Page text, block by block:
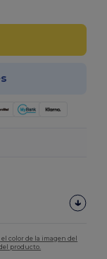
color de la imagen del
producto.